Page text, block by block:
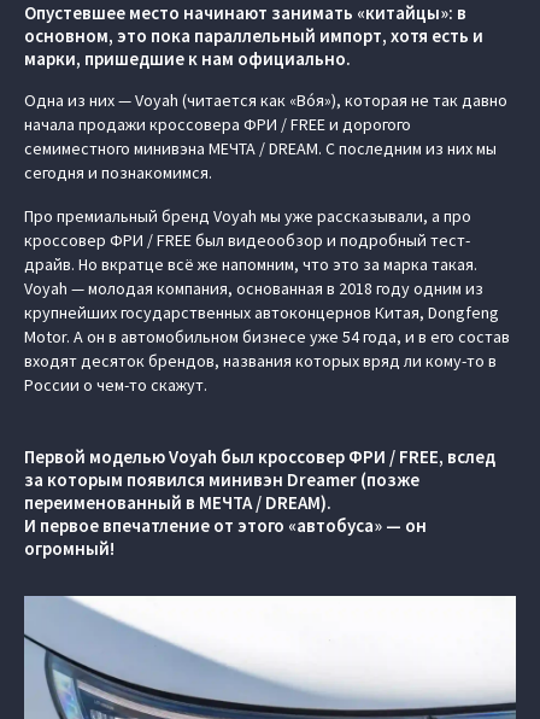
Опустевшее место начинают занимать «китайцы»: в
основном, это пока параллельный импорт, хотя есть и
марки, пришедшие к нам официально.
Одна из них — Voyah (читается как «Вóя»), которая не так давно
начала продажи кроссовера ФРИ / FREE и дорогого
семиместного минивэна МЕЧТА / DREAM. С последним из них мы
сегодня и познакомимся.
Про премиальный бренд Voyah мы уже рассказывали, а про
кроссовер ФРИ / FREE был видеообзор и подробный тест-
драйв. Но вкратце всё же напомним, что это за марка такая.
Voyah — молодая компания, основанная в 2018 году одним из
крупнейших государственных автоконцернов Китая, Dongfeng
Motor. А он в автомобильном бизнесе уже 54 года, и в его состав
входят десяток брендов, названия которых вряд ли кому-то в
России о чем-то скажут.
Первой моделью Voyah был кроссовер ФРИ / FREE, вслед
за которым появился минивэн Dreamer (позже
переименованный в МЕЧТА / DREAM).
И первое впечатление от этого «автобуса» — он
огромный!